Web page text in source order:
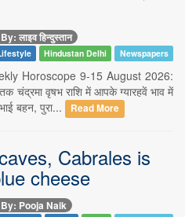
लाइव हिन्दुस्तान
Hindustan Delhi Newspapers
Horoscope 9-15 August 2026:
चंद्रमा वृषभ राशि में आपके ग्यारहवें भाव में
बहन, पुरा...
Read More
Cabrales is
cheese
Pooja Naik